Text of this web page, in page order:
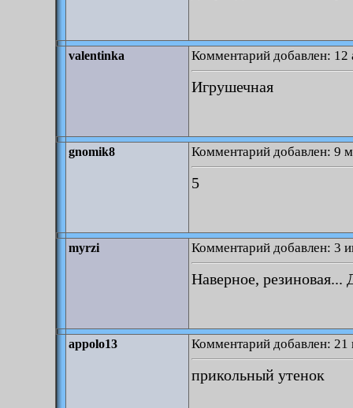
valentinka Комментарий добавлен: 12
Игрушечная
gnomik8 Комментарий добавлен: 9
5
myrzi Комментарий добавлен: 3
Наверное, резиновая...
appolo13 Комментарий добавлен:
прикольный утенок